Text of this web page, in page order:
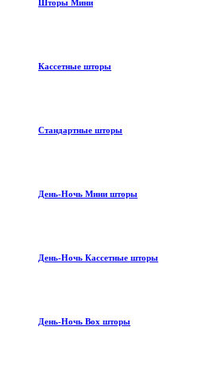
Шторы Мини
Кассетные шторы
Стандартные шторы
День-Ночь Мини шторы
День-Ночь Кассетные шторы
День-Ночь Box шторы